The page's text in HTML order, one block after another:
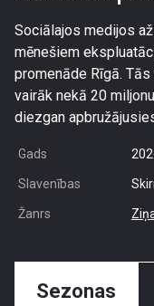
Sociālajos medijos
mēnešiem
promenāde Rīgā.
vairāk nekā 20
diezgan
Gads
Slavenības
Žanrs
Sezonas